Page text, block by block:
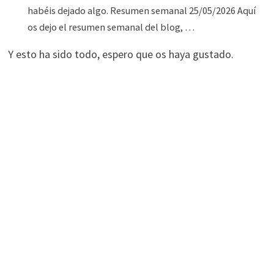
habéis dejado algo. Resumen semanal 25/05/2026 Aquí
os dejo el resumen semanal del blog, …
Y esto ha sido todo, espero que os haya gustado.